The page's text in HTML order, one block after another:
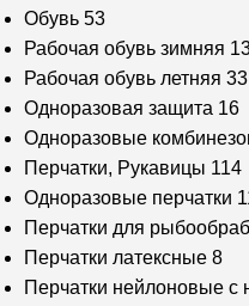
Обувь 53
Рабочая обувь зимняя
Рабочая обувь летняя 33
Одноразовая защита 16
Одноразовые
Перчатки, Рукавицы 114
Одноразовые перчатки
Перчатки для
Перчатки латексные 8
Перчатки нейлоновые